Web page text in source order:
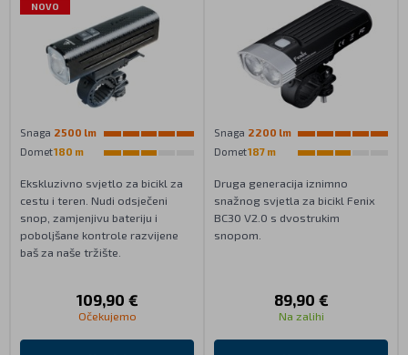
NOVO
Snaga 2500 lm
Domet180 m
Ekskluzivno svjetlo za bicikl za
cestu i teren. Nudi odsječeni
snop, zamjenjivu bateriju i
poboljšane kontrole razvijene
baš za naše tržište.
109,90 €
Očekujemo
Snaga 2200 lm
Domet187 m
Druga generacija iznimno
snažnog svjetla za bicikl Fenix
BC30 V2.0 s dvostrukim
snopom.
89,90 €
Na zalihi